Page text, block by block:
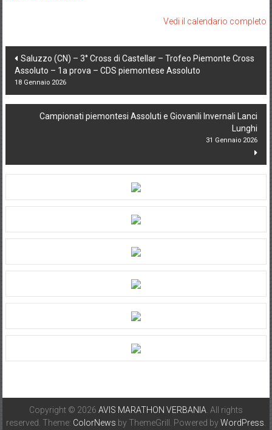
Assoluto
prova
-
Campionati
Vedi il calendario completo
Post
navigation
Saluzzo (CN) – 3° Cross di Castellar – Trofeo Piemonte Cross
Assoluto – 1a prova – CDS piemontese Assoluto
18 Gennaio 2026
Campionati piemontesi Assoluti e Giovanili Invernali Lanci
Lunghi
31 Gennaio 2026
Copyright © 2026 AVIS MARATHON VERBANIA . All rights
reserved. Theme: ColorNews by ThemeGrill. Powered byWordPress